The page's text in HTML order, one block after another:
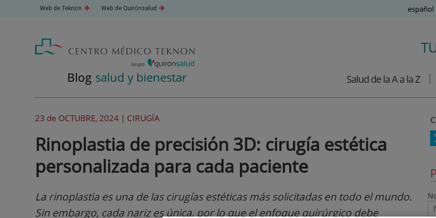
Web de Teknon Este
ventana
Web de Quirónsalud Este
ventana
Idioma
Español
Blog salud y bienestar Salud de la A a la Z
23 de OCTUBRE, 2024 | CIRUGÍA
Rinoplastia de precisión 3D: cirugía estética
personalizada para cada paciente
La rinoplastia es una de las cirugías estéticas más solicitadas en todo el mundo.
Sin embargo, cada nariz es única, por lo que el enfoque quirúrgico debe